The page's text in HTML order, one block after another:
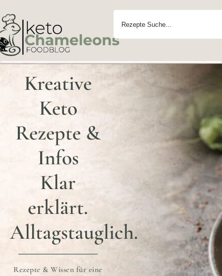
Kreative
Keto
Rezepte &
Infos
Klar
erklärt.
Alltagstauglich.
Rezepte & Wissen für eine